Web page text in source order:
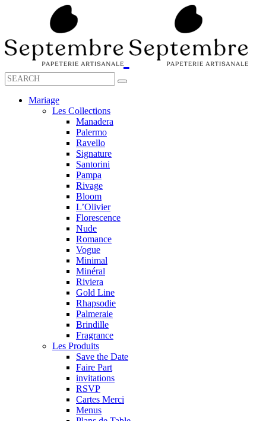
Mariage
Les Collections
Manadera
Palermo
Ravello
Signature
Santorini
Pampa
Rivage
Bloom
L’Olivier
Florescence
Nude
Romance
Vogue
Minimal
Minéral
Riviera
Gold Line
Rhapsodie
Palmeraie
Brindille
Fragrance
Les Produits
Save the Date
Faire Part
invitations
RSVP
Cartes Merci
Menus